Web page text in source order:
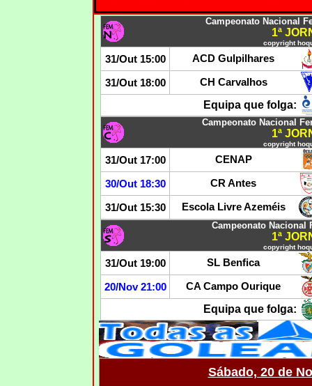
Campeonato Nacional
1ª
copyright
31/Out 15:00 ACD Gulpilhares
31/Out 18:00 CH Carvalhos
Equipa que folga:
Campeonato Nacional
1ª
copyright
31/Out 17:00 CENAP
30/Out 18:30 CR Antes
31/Out 15:30 Escola Livre Azeméis
Campeonato Nacional
1ª
copyright
31/Out 19:00 SL Benfica
20/Nov 21:00 CA Campo Ourique
Equipa que folga:
Sábado, 20 de